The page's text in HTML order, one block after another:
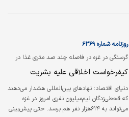
زیرا به ندرت باران می‌بارد»، آنها با کمک شرکای
خود…
گرسنگی در غزه در فاصله چند صد متری غذا در
روزنامه شماره ۶۳۶۹
کیفرخواست اخلاقی علیه بشریت
دنیای اقتصاد: نهادهای بین‌المللی هشدار می‌دهند
که قحطی‌زدگان نیم‌میلیون نفری امروز در غزه
می‌تواند به ۶۱۴هزار نفر هم برسد. حتی پیش‌بینی